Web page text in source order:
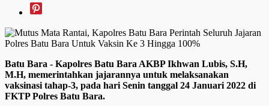
Batu Bara - Kapolres Batu Bara AKBP Ikhwan Lubis, S.H,
M.H, memerintahkan jajarannya untuk melaksanakan
vaksinasi tahap-3, pada hari Senin tanggal 24 Januari 2022 di
FKTP Polres Batu Bara.